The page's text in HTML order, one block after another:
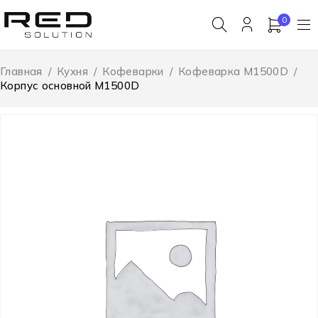
0
Главная / Кухня / Кофеварки / Кофеварка M1500D /
Корпус основной M1500D